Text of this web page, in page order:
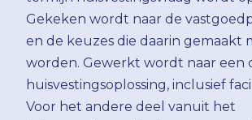
Gekeken wordt naar de
en de keuzes die daarin gemaakt
worden. Gewerkt wordt naar een
huisvestingsoplossing, inclusief
Voor het andere deel vanuit het